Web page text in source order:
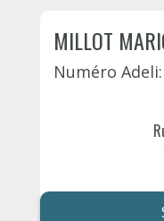
MILLOT
Numéro